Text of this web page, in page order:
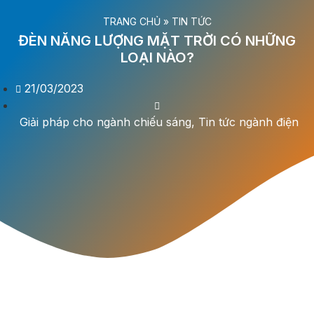
TRANG CHỦ» TIN TỨC
ĐÈN NĂNG LƯỢNG MẶT TRỜI CÓ NHỮNG
LOẠI NÀO?
21/03/2023
Giải pháp cho ngành chiếu sáng, Tin tức ngành điện